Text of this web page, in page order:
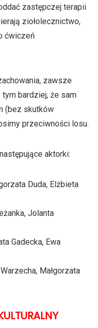
zastępczej terapii
ziołolecznictwo,
ćwiczeń
zawsze
bardziej, że sam
(bez skutków
przeciwności losu.
aktorki:
Duda, Elżbieta
Jolanta
Gadecka, Ewa
Małgorzata